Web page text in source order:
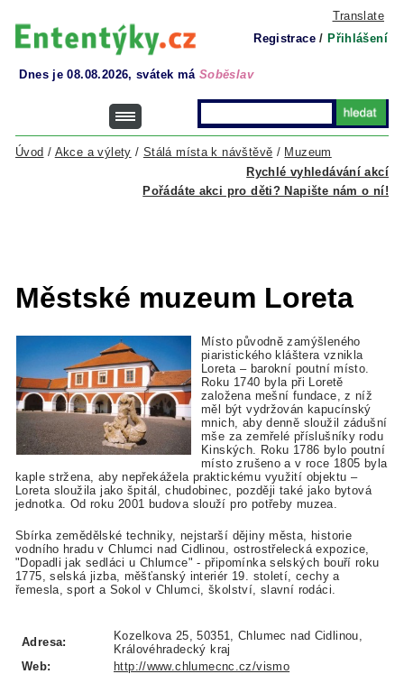
Translate
Registrace / Přihlášení
Dnes je 08.08.2026, svátek má Soběslav
Rychlé vyhledávání akcí
Úvod / Akce a výlety / Stálá místa k návštěvě / Muzeum
Pořádáte akci pro děti? Napište nám o ní!
Městské muzeum Loreta
Místo původně zamýšleného
piaristického kláštera vznikla
Loreta – barokní poutní místo.
Roku 1740 byla při Loretě
založena mešní fundace, z níž
měl být vydržován kapucínský
mnich, aby denně sloužil zádušní
mše za zemřelé příslušníky rodu
Kinských. Roku 1786 bylo poutní
místo zrušeno a v roce 1805 byla
kaple stržena, aby nepřekážela praktickému využití objektu –
Loreta sloužila jako špitál, chudobinec, později také jako bytová
jednotka. Od roku 2001 budova slouží pro potřeby muzea.
Sbírka zemědělské techniky, nejstarší dějiny města, historie
vodního hradu v Chlumci nad Cidlinou, ostrostřelecká expozice,
"Dopadli jak sedláci u Chlumce" - připomínka selských bouří roku
1775, selská jizba, měšťanský interiér 19. století, cechy a
řemesla, sport a Sokol v Chlumci, školství, slavní rodáci.
Adresa:
Kozelkova 25, 50351, Chlumec nad Cidlinou,
Královéhradecký kraj
Web:
http://www.chlumecnc.cz/vismo